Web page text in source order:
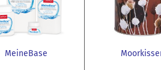
MeineBase